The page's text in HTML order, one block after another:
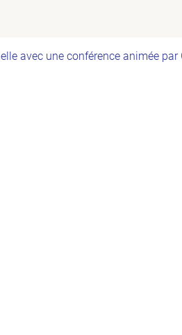
avec une conférence animée par